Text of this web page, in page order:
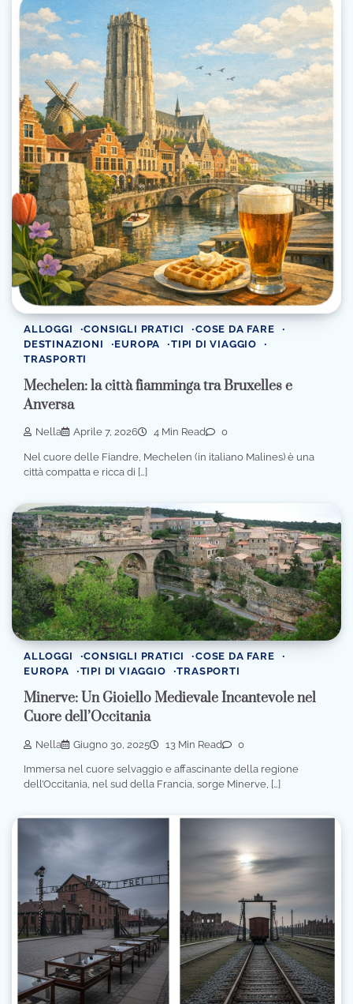
ALLOGGI CONSIGLI PRATICI
COSE DA FARE
DESTINAZIONI
EUROPA
TIPI DI VIAGGIO
TRASPORTI
Mechelen: la città fiamminga tra Bruxelles e
Anversa
Nella Aprile 7, 2026 4 Min Read 0
Nel cuore delle Fiandre, Mechelen (in italiano Malines) è una
città compatta e ricca di […]
ALLOGGI CONSIGLI PRATICI
COSE DA FARE
EUROPA
TIPI DI VIAGGIO TRASPORTI
Minerve: Un Gioiello Medievale Incantevole nel
Cuore dell’Occitania
Nella Giugno 30, 2025 13 Min Read 0
Immersa nel cuore selvaggio e affascinante della regione
dell’Occitania, nel sud della Francia, sorge Minerve, […]